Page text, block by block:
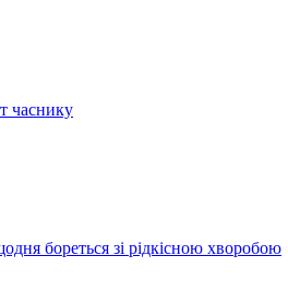
часнику
бореться зі рідкісною хворобою